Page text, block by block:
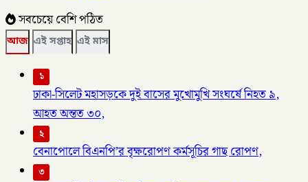
সবচেয়ে বেশি পঠিত
আজ এই সপ্তাহ এই মাস
১
ঢাকা-সিলেট মহাসড়কে দুই বাসের মুখোমুখি সংঘর্ষে নিহত ৯,
আহত অন্তত ৩০,
২
বেনাপোলে বিএনপি’র বৃক্ষরোপণ কর্মসূচির গাছ রোপণ,
৩